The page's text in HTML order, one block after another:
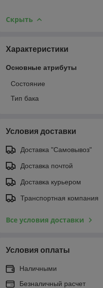
Скрыть
Характеристики
Основные атрибуты
Состояние
Тип бака
Условия доставки
Доставка "Самовывоз"
Доставка почтой
Доставка курьером
Транспортная компания
Все условия доставки
Условия оплаты
Наличными
Безналичный расчет